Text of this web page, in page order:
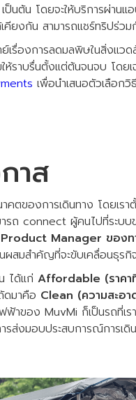
ต้น โดยจะให้บริการผ่านแ
งกัน สามารถแชร์ทริปร่วมกั
รื่องการลดมลพิษในสิ่งแว
าบรื่นตั้งแต่ต้นจนจบ โดยเ
เพื่อนำเสนอตัวเลือก
าส
องการเดินทาง โดยเราตั้
รถ connect ผู้คนไปที่ระบ
Manager ของท
มสำคัญที่จะขับเคลื่อนธุรกิ
ได้แก่ Affordable (ราคา
ดมาคือ Clean (ความสะอา
าของ MuvMi ก็เป็นรถที่เร
รส่งมอบประสบการณ์การเดิ